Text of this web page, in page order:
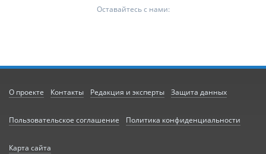
Оставайтесь с нами:
О проекте Контакты Редакция и эксперты Защита данных
Пользовательское соглашение Политика конфиденциальности
Карта сайта